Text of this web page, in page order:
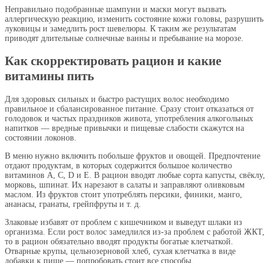
Неправильно подобранные шампуни и маски могут вызвать
аллергическую реакцию, изменить состояние кожи головы, разрушить
луковицы и замедлить рост шевелюры. К таким же результатам
приводят длительные солнечные ванны и пребывание на морозе.
Как скорректировать рацион и какие
витамины пить
Для здоровых сильных и быстро растущих волос необходимо
правильное и сбалансированное питание. Сразу стоит отказаться от
голодовок и частых праздников живота, употребления алкогольных
напитков — вредные привычки и пищевые слабости скажутся на
состоянии локонов.
В меню нужно включить побольше фруктов и овощей. Предпочтение
отдают продуктам, в которых содержится большое количество
витаминов A, C, D и E. В рацион вводят любые сорта капусты, свёклу,
морковь, шпинат. Их нарезают в салаты и заправляют оливковым
маслом. Из фруктов стоит употреблять персики, финики, манго,
ананасы, гранаты, грейпфруты и т. д.
Злаковые избавят от проблем с кишечником и выведут шлаки из
организма. Если рост волос замедлился из-за проблем с работой ЖКТ,
то в рацион обязательно вводят продукты богатые клетчаткой.
Отварные крупы, цельнозерновой хлеб, сухая клетчатка в виде
добавки к пище — попробовать стоит все способы.